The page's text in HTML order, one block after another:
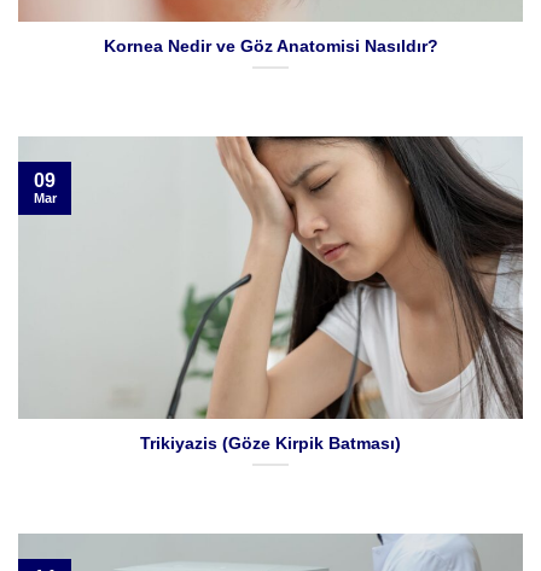
Kornea Nedir ve Göz Anatomisi Nasıldır?
Trikiyazis (Göze Kirpik Batması)
09
Mar